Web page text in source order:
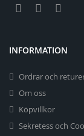
INFORMATION
Ordrar och
Om oss
Köpvillkor
Sekretess och